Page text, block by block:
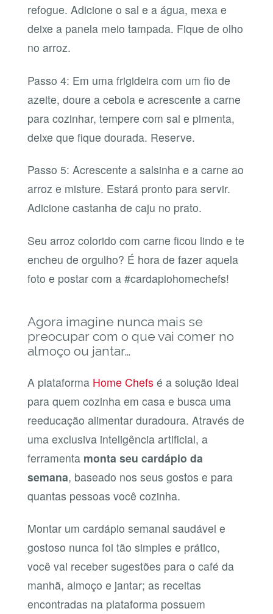
refogue. Adicione o sal e a água, mexa e
deixe a panela meio tampada. Fique de olho
no arroz.
Passo 4: Em uma frigideira com um fio de
azeite, doure a cebola e acrescente a carne
para cozinhar, tempere com sal e pimenta,
deixe que fique dourada. Reserve.
Passo 5: Acrescente a salsinha e a carne ao
arroz e misture. Estará pronto para servir.
Adicione castanha de caju no prato.
Seu arroz colorido com carne ficou lindo e te
encheu de orgulho? É hora de fazer aquela
foto e postar com a #cardapiohomechefs!
Agora imagine nunca mais se
preocupar com o que vai comer no
almoço ou jantar…
A plataforma Home Chefs é a solução ideal
para quem cozinha em casa e busca uma
reeducação alimentar duradoura. Através de
uma exclusiva inteligência artificial, a
ferramenta monta seu cardápio da
semana, baseado nos seus gostos e para
quantas pessoas você cozinha.
Montar um cardápio semanal saudável e
gostoso nunca foi tão simples e prático,
você vai receber sugestões para o café da
manhã, almoço e jantar; as receitas
encontradas na plataforma possuem